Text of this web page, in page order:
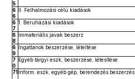
5
6
6
II. Felhalmozási célú kiadások
6
7
1. Beruházási kiadások
6
8
Immateriális javak beszerz
6
9
Ingatlanok beszerzése, léteítése
7
0
Egyéb tárgyi eszk, beszerzése, létesítése
71Inform. eszk, egyéb gép, berendezés beszerzés